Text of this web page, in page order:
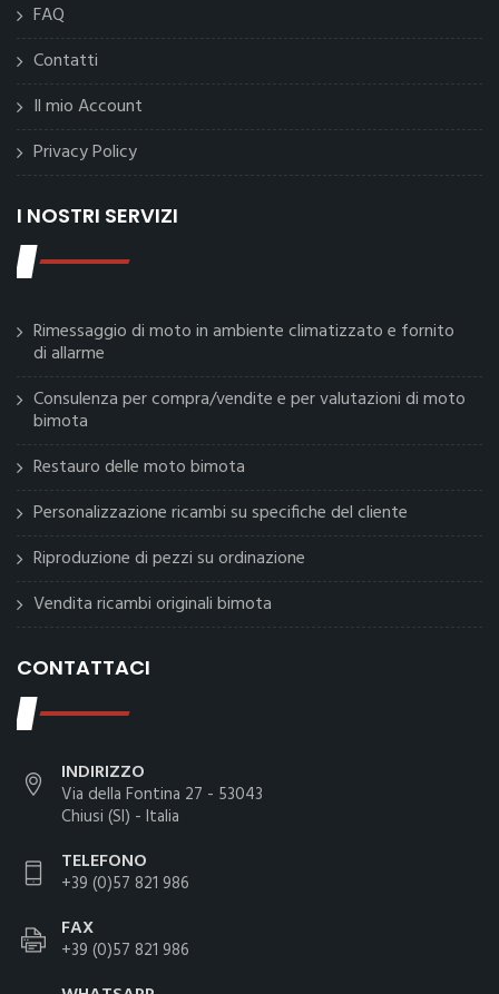
FAQ
Contatti
Il mio Account
Privacy Policy
I NOSTRI SERVIZI
Rimessaggio di moto in ambiente climatizzato e fornito
di allarme
Consulenza per compra/vendite e per valutazioni di moto
bimota
Restauro delle moto bimota
Personalizzazione ricambi su specifiche del cliente
Riproduzione di pezzi su ordinazione
Vendita ricambi originali bimota
CONTATTACI
INDIRIZZO
Via della Fontina 27 - 53043
Chiusi (SI) - Italia
TELEFONO
+39 (0)57 821 986
FAX
+39 (0)57 821 986